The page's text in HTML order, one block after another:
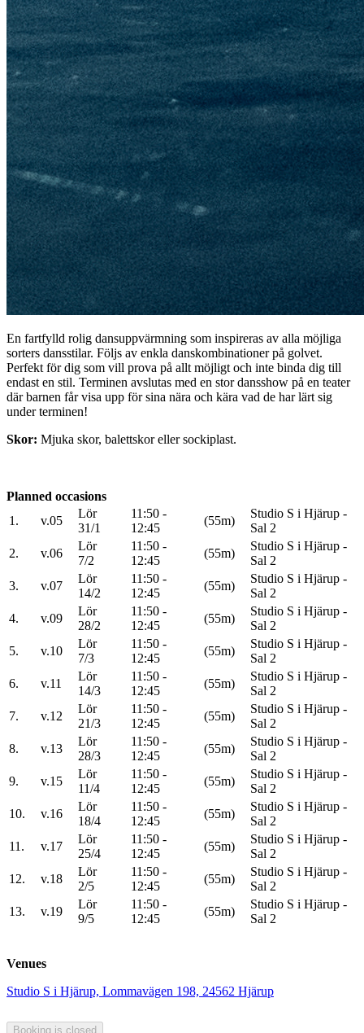
En fartfylld rolig dansuppvärmning som inspireras av alla möjliga
sorters dansstilar. Följs av enkla danskombinationer på golvet.
Perfekt för dig som vill prova på allt möjligt och inte binda dig till
endast en stil. Terminen avslutas med en stor dansshow på en teater
där barnen får visa upp för sina nära och kära vad de har lärt sig
under terminen!
Skor: Mjuka skor, balettskor eller sockiplast.
Planned occasions
1.
v.05
Lör
31/1
11:50 -
12:45
(55m)
Studio S i Hjärup -
Sal 2
2.
v.06
Lör
7/2
11:50 -
12:45
(55m)
Studio S i Hjärup -
Sal 2
3.
v.07
Lör
14/2
11:50 -
12:45
(55m)
Studio S i Hjärup -
Sal 2
4.
v.09
Lör
28/2
11:50 -
12:45
(55m)
Studio S i Hjärup -
Sal 2
5.
v.10
Lör
7/3
11:50 -
12:45
(55m)
Studio S i Hjärup -
Sal 2
6.
v.11
Lör
14/3
11:50 -
12:45
(55m)
Studio S i Hjärup -
Sal 2
7.
v.12
Lör
21/3
11:50 -
12:45
(55m)
Studio S i Hjärup -
Sal 2
8.
v.13
Lör
28/3
11:50 -
12:45
(55m)
Studio S i Hjärup -
Sal 2
9.
v.15
Lör
11/4
11:50 -
12:45
(55m)
Studio S i Hjärup -
Sal 2
10.
v.16
Lör
18/4
11:50 -
12:45
(55m)
Studio S i Hjärup -
Sal 2
11.
v.17
Lör
25/4
11:50 -
12:45
(55m)
Studio S i Hjärup -
Sal 2
12.
v.18
Lör
2/5
11:50 -
12:45
(55m)
Studio S i Hjärup -
Sal 2
13.
v.19
Lör
9/5
11:50 -
12:45
(55m)
Studio S i Hjärup -
Sal 2
Venues
Studio S i Hjärup, Lommavägen 198, 24562 Hjärup